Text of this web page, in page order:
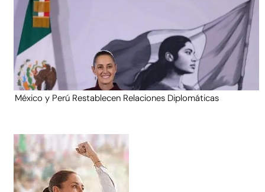
México y Perú Restablecen Relaciones Diplomáticas